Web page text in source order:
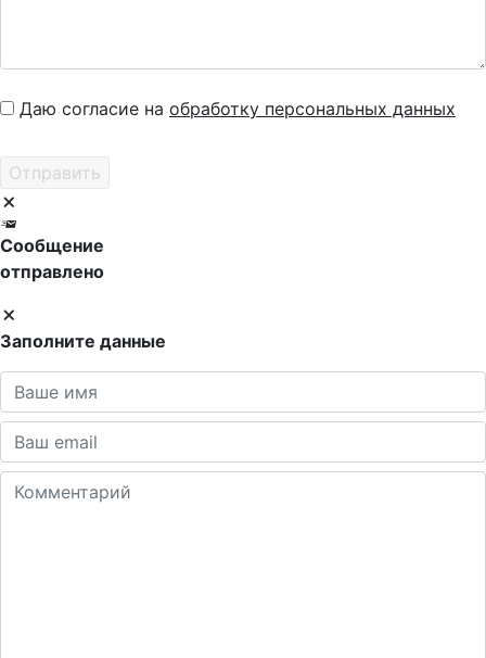
Даю согласие на обработку персональных данных
Сообщение
отправлено
Заполните данные